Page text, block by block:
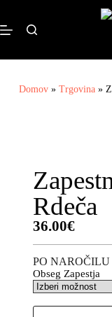
Domov» Trgovina»
Rdeča
36.00€
PO NAROČILU
Obseg Zapestja